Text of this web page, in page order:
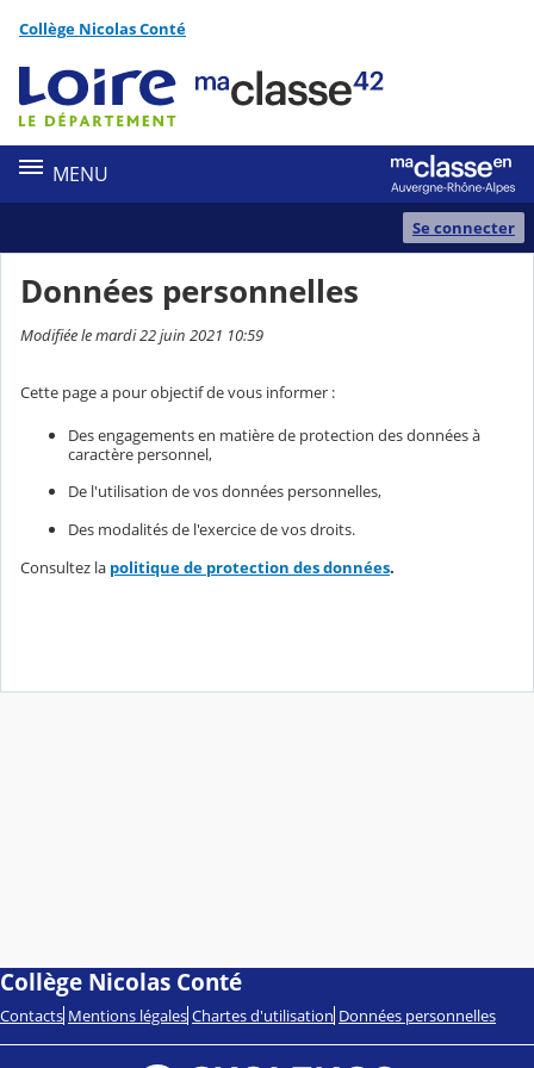
Contenu
Collège Nicolas Conté
MENU
Se connecter
Données personnelles
Modifiée le mardi 22 juin 2021 10:59
Cette page a pour objectif de vous informer :
Des engagements en matière de protection des données à
caractère personnel,
De l'utilisation de vos données personnelles,
Des modalités de l'exercice de vos droits.
Consultez la politique de protection des données.
Collège Nicolas Conté
Contacts Mentions légales Chartes d'utilisation Données personnelles